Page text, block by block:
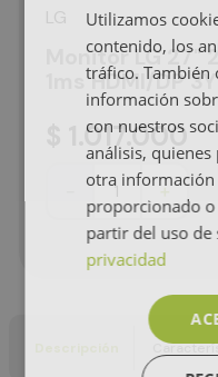
LG
Monitor LG 27"
1ms HDMI/DP 3Y
017.000
＋
Utilizamos
contenido, los
tráfico. También
información
con nuestros
análisis,
otra información
proporcionado
partir del uso de
privacidad